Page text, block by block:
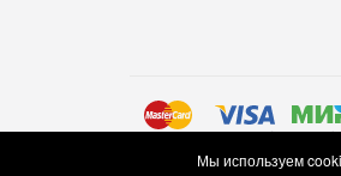
Правила торговли (оферта)
Мы используем